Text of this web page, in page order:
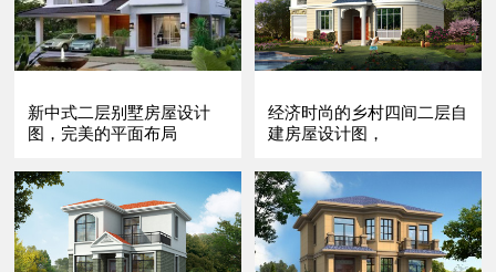
新中式二层别墅房屋设计
图，完美的平面布局
经济时尚的乡村四间二层自
建房屋设计图，